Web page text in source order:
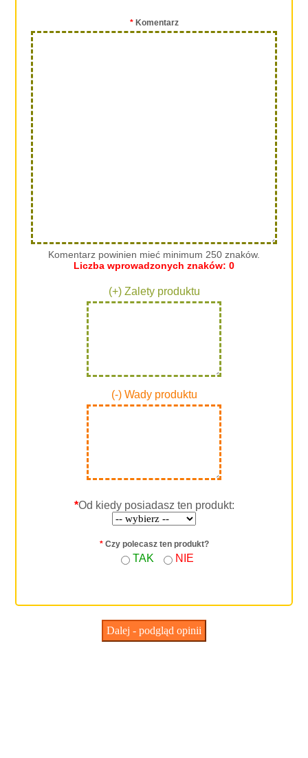
*Komentarz
Komentarz powinien mieć minimum 250 znaków.
Liczba wprowadzonych znaków: 0
(+) Zalety produktu
(-) Wady produktu
*Od kiedy posiadasz ten produkt:
*Czy polecasz ten produkt?
TAK NIE